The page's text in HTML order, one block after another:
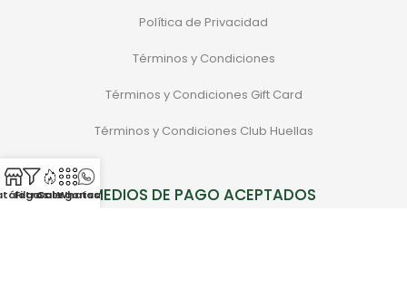
Política de Privacidad
Términos y Condiciones
Términos y Condiciones Gift Card
Términos y Condiciones Club Huellas
MEDIOS DE PAGO ACEPTADOS
FiltrosSale
Categorias
Whatsapp